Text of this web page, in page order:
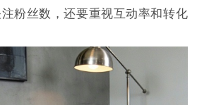
粉丝数，还要重视互动率和转化